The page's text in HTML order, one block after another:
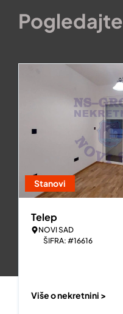
Stanovi
Telep
NOVI SAD
ŠIFRA: #16616
Više o nekretnini >